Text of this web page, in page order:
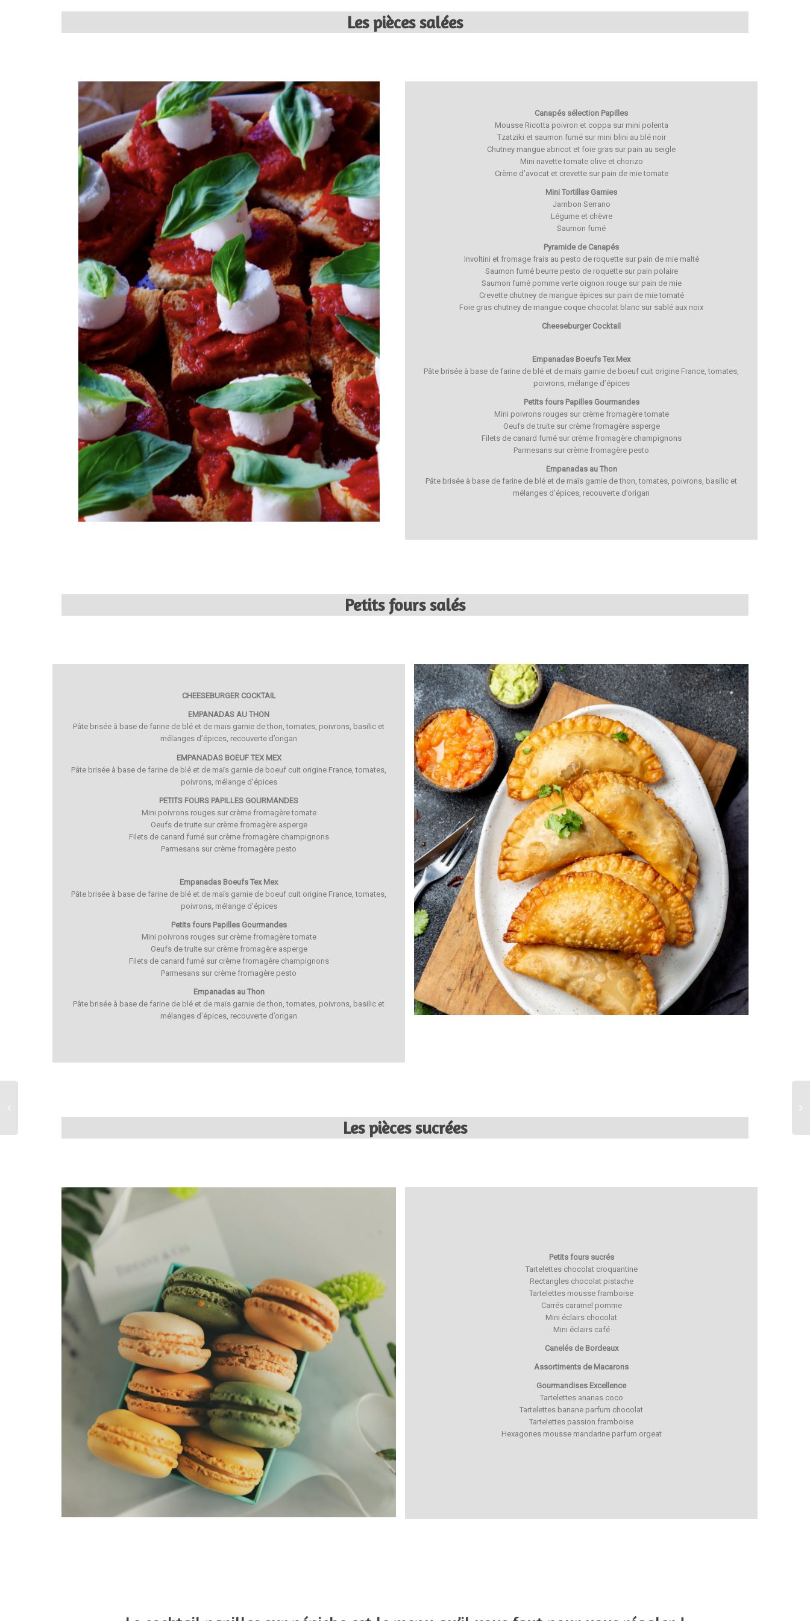
Les pièces salées
Canapés sélection Papilles
Mousse Ricotta poivron et coppa sur mini polenta
Tzatziki et saumon fumé sur mini blini au blé noir
Chutney mangue abricot et foie gras sur pain au seigle
Mini navette tomate olive et chorizo
Crème d’avocat et crevette sur pain de mie tomate
Mini Tortillas Garnies
Jambon Serrano
Légume et chèvre
Saumon fumé
Pyramide de Canapés
Involtini et fromage frais au pesto de roquette sur pain de mie malté
Saumon fumé beurre pesto de roquette sur pain polaire
Saumon fumé pomme verte oignon rouge sur pain de mie
Crevette chutney de mangue épices sur pain de mie tomaté
Foie gras chutney de mangue coque chocolat blanc sur sablé aux noix
Cheeseburger Cocktail
Empanadas Boeufs Tex Mex
Pâte brisée à base de farine de blé et de maïs garnie de boeuf cuit origine France, tomates,
poivrons, mélange d’épices
Petits fours Papilles Gourmandes
Mini poivrons rouges sur crème fromagère tomate
Oeufs de truite sur crème fromagère asperge
Filets de canard fumé sur crème fromagère champignons
Parmesans sur crème fromagère pesto
Empanadas au Thon
Pâte brisée à base de farine de blé et de maïs garnie de thon, tomates, poivrons, basilic et
mélanges d’épices, recouverte d’origan
Petits fours salés
CHEESEBURGER COCKTAIL
EMPANADAS AU THON
Pâte brisée à base de farine de blé et de maïs garnie de thon, tomates, poivrons, basilic et
mélanges d’épices, recouverte d’origan
EMPANADAS BOEUF TEX MEX
Pâte brisée à base de farine de blé et de maïs garnie de boeuf cuit origine France, tomates,
poivrons, mélange d’épices
PETITS FOURS PAPILLES GOURMANDES
Mini poivrons rouges sur crème fromagère tomate
Oeufs de truite sur crème fromagère asperge
Filets de canard fumé sur crème fromagère champignons
Parmesans sur crème fromagère pesto
Empanadas Boeufs Tex Mex
Pâte brisée à base de farine de blé et de maïs garnie de boeuf cuit origine France, tomates,
poivrons, mélange d’épices
Petits fours Papilles Gourmandes
Mini poivrons rouges sur crème fromagère tomate
Oeufs de truite sur crème fromagère asperge
Filets de canard fumé sur crème fromagère champignons
Parmesans sur crème fromagère pesto
Empanadas au Thon
Pâte brisée à base de farine de blé et de maïs garnie de thon, tomates, poivrons, basilic et
mélanges d’épices, recouverte d’origan
Les pièces sucrées
Petits fours sucrés
Tartelettes chocolat croquantine
Rectangles chocolat pistache
Tartelettes mousse framboise
Carrés caramel pomme
Mini éclairs chocolat
Mini éclairs café
Canelés de Bordeaux
Assortiments de Macarons
Gourmandises Excellence
Tartelettes ananas coco
Tartelettes banane parfum chocolat
Tartelettes passion framboise
Hexagones mousse mandarine parfum orgeat